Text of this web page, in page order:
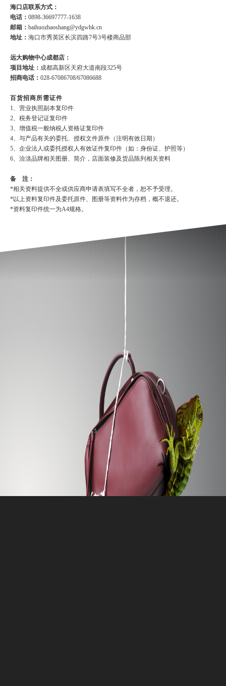
海口店联系方式：
电话： 0898-36697777-1638
邮箱： baihuozhaoshang@ydgwhk.cn
地址： 海口市秀英区长滨四路7号3号楼商品部
远大购物中心成都店：
项目地址： 成都高新区天府大道南段325号
招商电话： 028-67086708/67086688
百货招商所需证件
1、营业执照副本复印件
2、税务登记证复印件
3、增值税一般纳税人资格证复印件
4、与产品有关的委托、授权文件原件（注明有效日期）
5、企业法人或委托授权人有效证件复印件（如：身份证、护照等）
6、洽淡品牌相关图册、简介，店面装修及货品陈列相关资料
备 注：
*相关资料提供不全或供应商申请表填写不全者，恕不予受理。
*以上资料复印件及委托原件、图册等资料作为存档，概不退还。
*资料复印件统一为A4规格。